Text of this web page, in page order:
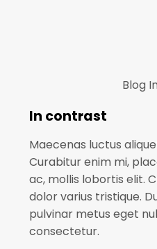
Blog
In contrast
Maecenas luctus
Curabitur enim mi,
ac, mollis lobortis elit.
dolor varius tristique.
pulvinar metus eget
consectetur.